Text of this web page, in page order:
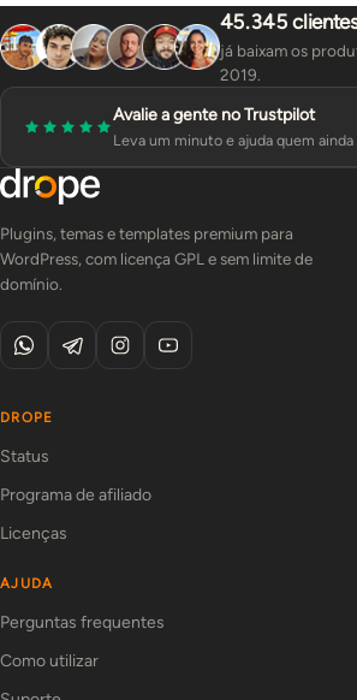
45.345
já baixam os
2019.
Avalie a gente no Trustpilot
Leva um minuto e ajuda quem
Plugins, temas e templates premium para
WordPress, com licença GPL e sem limite de
domínio.
DROPE
Status
Programa de afiliado
Licenças
AJUDA
Perguntas frequentes
Como utilizar